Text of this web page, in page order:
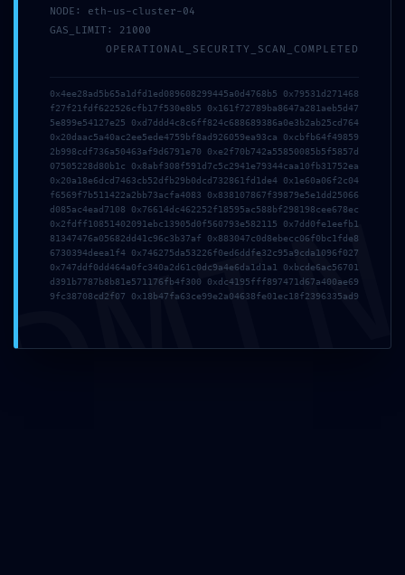
Politikalar
Çerez Politikası
Gizlilik Politikası
NODE: eth-us-cluster-04
GAS_LIMIT: 21000
OPERATIONAL_SECURITY_SCAN_COMPLETED
0x4ee28ad5b65a1dfd1ed089608299445a0d4768b5 0x79531d271468
f27f21fdf622526cfb17f530e8b5 0x161f72789ba8647a281aeb5d47
5e899e54127e25 0xd7ddd4c8c6ff824c688689386a0e3b2ab25cd764
0x20daac5a40ac2ee5ede4759bf8ad926059ea93ca 0xcbfb64f49859
2b998cdf736a50463af9d6791e70 0xe2f70b742a55850085b5f5857d
07505228d80b1c 0x8abf308f591d7c5c2941e79344caa10fb31752ea
0x20a18e6dcd7463cb52dfb29b0dcd732861fd1de4 0x1e60a06f2c04
f6569f7b511422a2bb73acfa4083 0x838107867f39879e5e1dd25066
d085ac4ead7108 0x76614dc462252f18595ac588bf298198cee678ec
0x2fdff10851402091ebc13905d0f560793e582115 0x7dd0fe1eefb1
81347476a05682dd41c96c3b37af 0x883047c0d8ebecc06f0bc1fde8
6730394deea1f4 0x746275da53226f0ed6ddfe32c95a9cda1096f027
0x747ddf0dd464a0fc340a2d61c0dc9a4e6da1d1a1 0xbcde6ac56701
d391b7787b8b81e571176fb4f300 0xdc4195fff897471d67a400ae69
9fc38708cd2f07 0x18b47fa63ce99e2a04638fe01ec18f2396335ad9